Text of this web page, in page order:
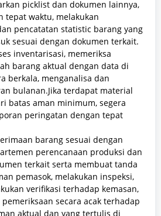
picklist dan dokumen lainnya,
tepat waktu, melakukan
pencatatan statistic barang yang
sesuai dengan dokumen terkait.
inventarisasi, memeriksa
barang aktual dengan data di
berkala, menganalisa dan
bulanan.Jika terdapat material
batas aman minimum, segera
peringatan dengan tepat
barang sesuai dengan
perencanaan produksi dan
terkait serta membuat tanda
pemasok, melakukan inspeksi,
verifikasi terhadap kemasan,
secara acak terhadap
aktual dan yang tertulis di